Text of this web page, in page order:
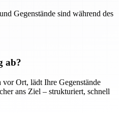
Gegenstände sind während des
ab?
Ort, lädt Ihre Gegenstände
ans Ziel – strukturiert, schnell